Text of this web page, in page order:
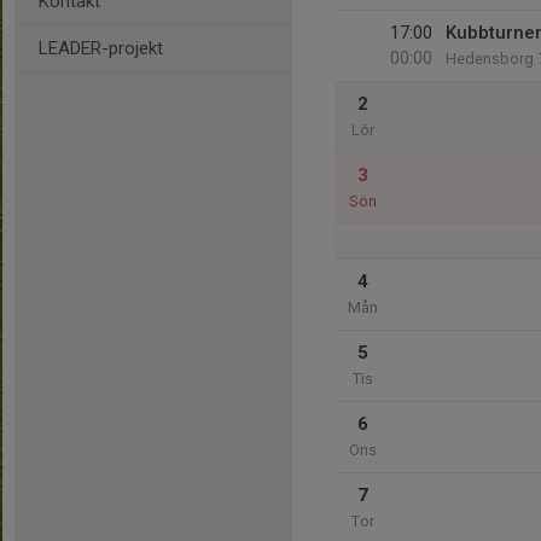
LEADER-projekt
17:00
00:00
Hedensborg
2
Lör
3
Sön
4
Mån
5
Tis
6
Ons
7
Tor